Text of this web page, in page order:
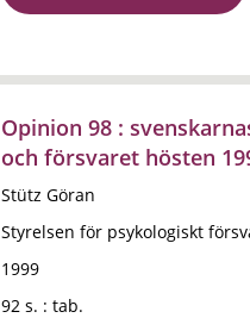
Opinion 98 :
och försvaret hösten
Stütz Göran
Styrelsen för psykologiskt
1999
92 s. : tab.